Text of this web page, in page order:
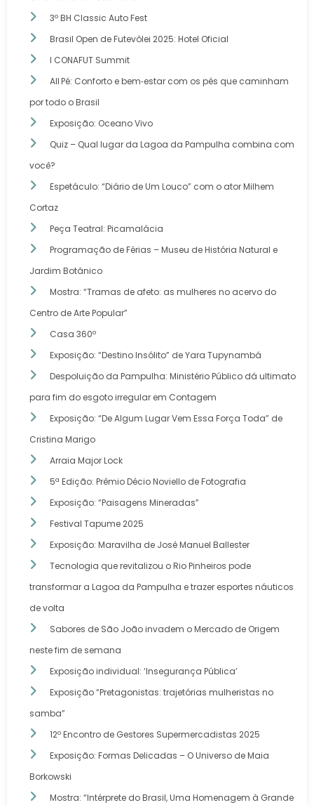
3º BH Classic Auto Fest
Brasil Open de Futevôlei 2025: Hotel Oficial
I CONAFUT Summit
All Pé: Conforto e bem‑estar com os pés que caminham
por todo o Brasil
Exposição: Oceano Vivo
Quiz – Qual lugar da Lagoa da Pampulha combina com
você?
Espetáculo: “Diário de Um Louco” com o ator Milhem
Cortaz
Peça Teatral: Picamalácia
Programação de Férias – Museu de História Natural e
Jardim Botânico
Mostra: “Tramas de afeto: as mulheres no acervo do
Centro de Arte Popular”
Casa 360º
Exposição: “Destino Insólito” de Yara Tupynambá
Despoluição da Pampulha: Ministério Público dá ultimato
para fim do esgoto irregular em Contagem
Exposição: “De Algum Lugar Vem Essa Força Toda” de
Cristina Marigo
Arraia Major Lock
5ª Edição: Prêmio Décio Noviello de Fotografia
Exposição: “Paisagens Mineradas”
Festival Tapume 2025
Exposição: Maravilha de José Manuel Ballester
Tecnologia que revitalizou o Rio Pinheiros pode
transformar a Lagoa da Pampulha e trazer esportes náuticos
de volta
Sabores de São João invadem o Mercado de Origem
neste fim de semana
Exposição individual: ‘Insegurança Pública’
Exposição “Pretagonistas: trajetórias mulheristas no
samba”
12º Encontro de Gestores Supermercadistas 2025
Exposição: Formas Delicadas – O Universo de Maia
Borkowski
Mostra: “Intérprete do Brasil, Uma Homenagem à Grande